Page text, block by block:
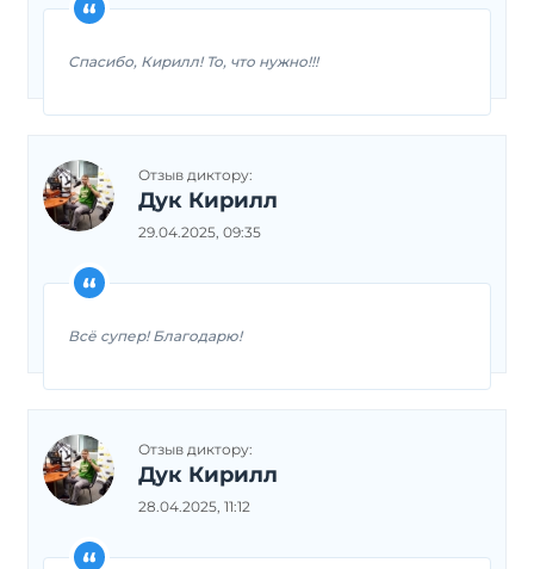
Спасибо, Кирилл! То, что нужно!!!
Отзыв диктору:
Дук Кирилл
29.04.2025, 09:35
Всё супер! Благодарю!
Отзыв диктору:
Дук Кирилл
28.04.2025, 11:12